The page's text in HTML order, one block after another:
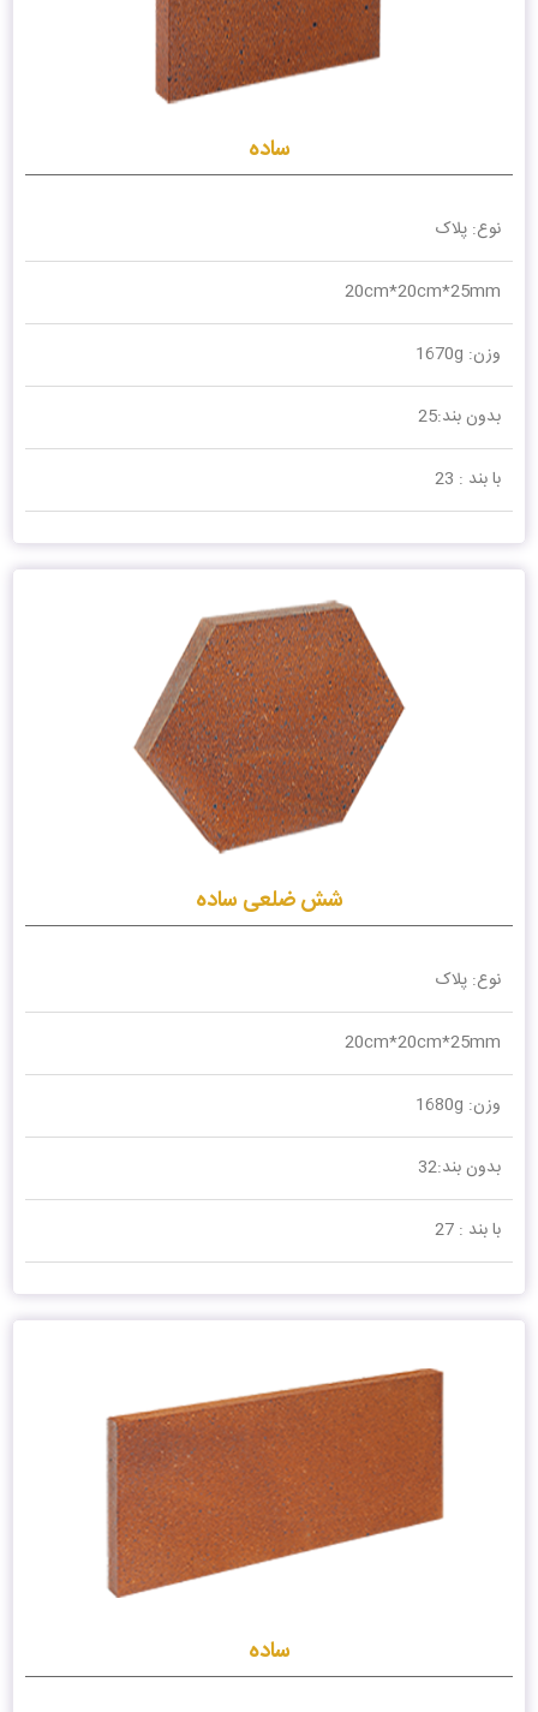
ساده
نوع: پلاک
20cm*20cm*25mm
وزن: 1670g
بدون بند:25
با بند : 23
شش ضلعی ساده
نوع: پلاک
20cm*20cm*25mm
وزن: 1680g
بدون بند:32
با بند : 27
ساده